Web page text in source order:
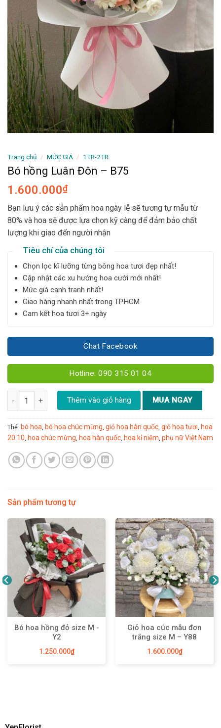
Trang chủ / MỨC GIÁ / 1TR-2TR
Bó hồng Luân Đôn – B75
1.600.000₫
Bạn lưu ý các sản phẩm hoa ngày lễ sẽ tương tự mẫu từ
80% và hoa sẽ được lựa chọn kỹ càng để đảm bảo chất
lượng khi giao đến người nhận
Tiêu chí của chúng tôi
Chọn lọc kĩ lưỡng từng bông hoa tươi đẹp nhất!
Cập nhật các xu hướng hoa cưới mới nhất!
Mức giá cạnh tranh nhất!
Giao hàng nhanh nhất trong TP.HCM
Cam kết hoa tươi 3+ ngày
Chat Facebook
Hotline: 090 315 01 04
Bó hồng Luân Đôn - B75 số lượng
Thêm vào giỏ hàng MUA NGAY
Thẻ: bó hoa, bó hoa chúc mừng, giỏ hoa hàn quốc, giỏ hoa tươi, hoa
20.10, hoa chúc mừng, hoa hàn quốc, hoa kỉ niệm, phụ nữ Việt Nam
Sản phẩm tương tự
Bó hoa hồng đỏ size M -
Y2
1.250.000₫
Giỏ hoa cúc mẫu đơn
trắng size M – Y88
1.600.000₫